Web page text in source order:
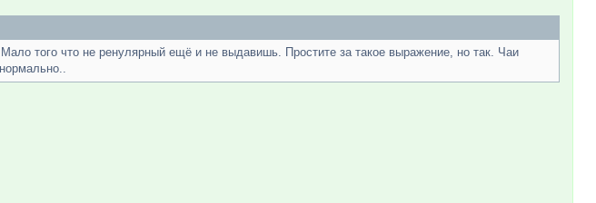
того что не ренулярный ещё и не выдавишь. Простите за такое выражение, но так. Чаи